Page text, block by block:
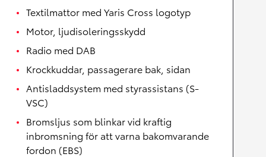
Textilmattor med Yaris Cross logotyp
Motor, ljudisoleringsskydd
Radio med DAB
Krockkuddar, passagerare bak, sidan
Antisladdsystem med styrassistans (S-
VSC)
Bromsljus som blinkar vid kraftig
inbromsning för att varna bakomvarande
fordon (EBS)